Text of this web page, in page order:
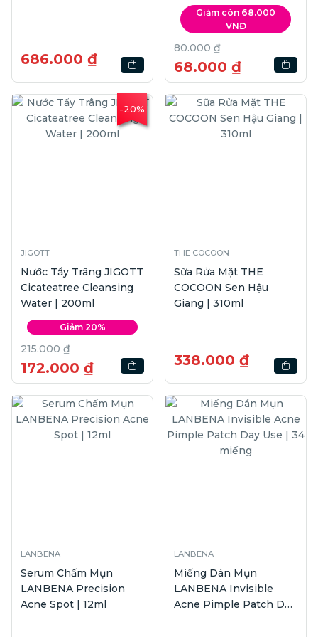
686.000 ₫
Giảm còn 68.000
VNĐ
80.000 ₫
68.000 ₫
-20%
JIGOTT
Nước Tẩy Trâng JIGOTT
Cicateatree Cleansing
Water | 200ml
Giảm 20%
215.000 ₫
172.000 ₫
THE COCOON
Sữa Rửa Mặt THE
COCOON Sen Hậu
Giang | 310ml
338.000 ₫
LANBENA
Serum Chấm Mụn
LANBENA Precision
Acne Spot | 12ml
LANBENA
Miếng Dán Mụn
LANBENA Invisible
Acne Pimple Patch Day